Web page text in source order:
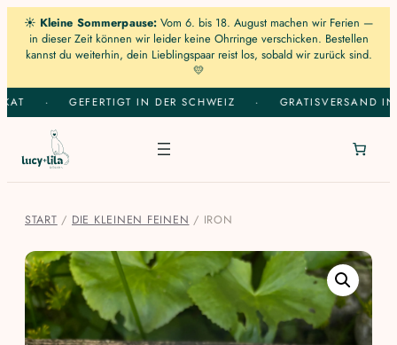
☀️ Kleine Sommerpause: Vom 6. bis 18. August machen wir Ferien —
in dieser Zeit können wir leider keine Ohrringe verschicken. Bestellen
kannst du weiterhin, dein Lieblingspaar reist los, sobald wir zurück sind.
💛
Zum
Inhalt
springen
GEFERTIGT IN DER SCHWEIZ GRATISVERSAND IN
START / DIE KLEINEN FEINEN / IRON